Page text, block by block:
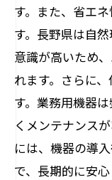
す。また、省エ
す。長野県は自
意識が高いため
れます。さらに
す。業務用機器
くメンテナンス
には、機器の導
で、長期的に安